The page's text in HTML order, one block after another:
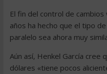
El fin del control de
años ha hecho que el tipo
paralelo sea ahora muy
Aún así, Henkel García cree
dólares «tiene pocos